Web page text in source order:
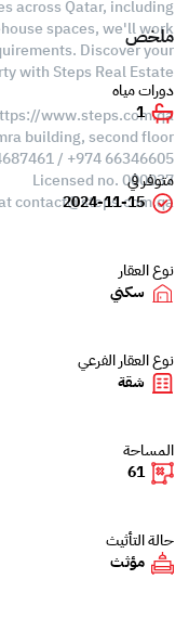
across Qatar, including
spaces, we'll work
Discover your
with Steps Real Estate!
www.steps.com.qa
building, second floor.
/ +974 66346605.
Licensed no. 000037
Email us atcontact@steps.com.qa
ملخص
دورات مياه
1
متوفر في
2024-11-15
نوع العقار
سكني
نوع العقار الفرعي
شقة
المساحة
61
حالة التأثيث
مؤثث